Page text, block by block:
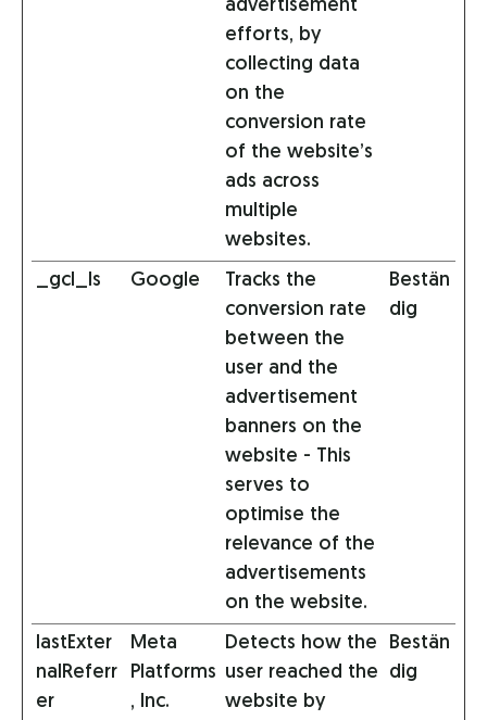
advertisement
efforts, by
collecting data
on the
conversion rate
of the website’s
ads across
multiple
websites.
_gcl_ls
Google
Tracks the
conversion rate
between the
user and the
advertisement
banners on the
website - This
serves to
optimise the
relevance of the
advertisements
on the website.
Bestän
dig
lastExter
nalReferr
er
Meta
Platforms
, Inc.
Detects how the
user reached the
website by
Bestän
dig